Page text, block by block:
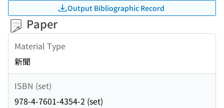
Output Bibliographic Record
Paper
Material Type
新聞
ISBN (set)
978-4-7601-4354-2 (set)